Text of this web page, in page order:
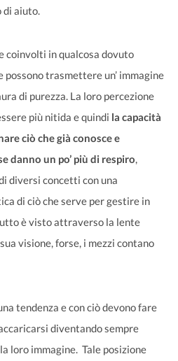
di aiuto.
coinvolti in qualcosa dovuto
possono trasmettere un’ immagine
di purezza. La loro percezione
più nitida e quindi la capacità
ciò che già conosce e
danno un po’ più di respiro,
diversi concetti con una
di ciò che serve per gestire in
è visto attraverso la lente
visione, forse, i mezzi contano
tendenza e con ciò devono fare
diventando sempre
loro immagine. Tale posizione